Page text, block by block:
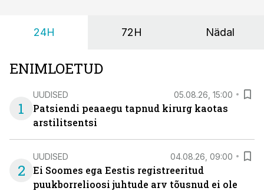
24H 72H Nädal
ENIMLOETUD
1
UUDISED 05.08.26, 15:00
Patsiendi peaaegu tapnud kirurg kaotas
arstilitsentsi
2
UUDISED 04.08.26, 09:00
Ei Soomes ega Eestis registreeritud
puukborrelioosi juhtude arv tõusnud ei ole